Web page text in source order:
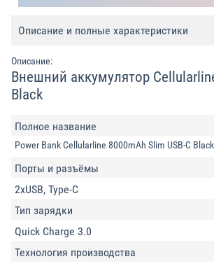
Описание и полные характеристики
Описание:
Внешний аккумулятор
Black
Полное название
Power Bank Cellularline 8000mAh Slim USB-C Black
Порты и разъёмы
2xUSB, Type-C
Тип зарядки
Quick Charge 3.0
Технология производства